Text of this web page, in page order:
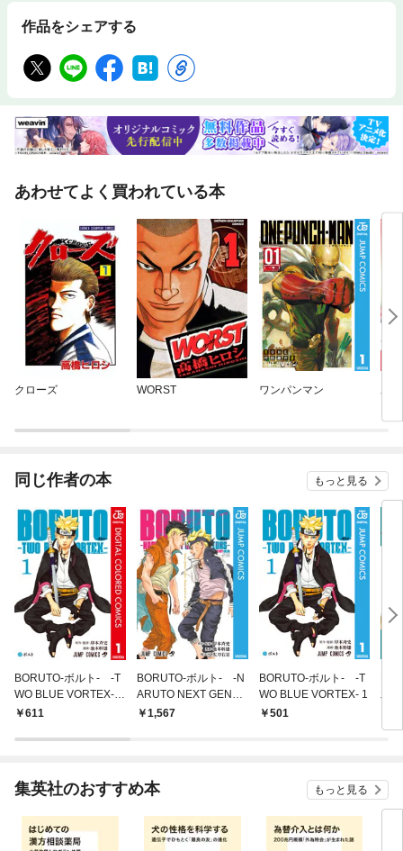
作品をシェアする
あわせてよく買われている本
クローズ WORST ワンパンマン あ
同じ作者の本 もっと見る
BORUTO-ボルト- -T
WO BLUE VORTEX-
カラー版 1
611
BORUTO-ボルト- -N
ARUTO NEXT GENER
ATIONS- STORY GUI
1,567
BORUTO-ボルト- -T
WO BLUE VORTEX- 1
501
木
集英社のおすすめ本 もっと見る